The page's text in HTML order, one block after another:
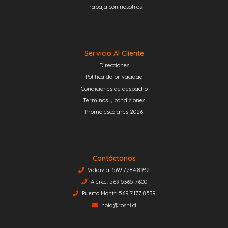
Trabaja con nosotros
Servicio Al Cliente
Direcciones
Política de privacidad
Condiciones de despacho
Términos y condiciones
Promo escolares 2026
Contáctanos
Valdivia: 569 7284 8932
Alerce: 569 5365 7600
Puerto Montt: 569 7177 8539
hola@roshi.cl